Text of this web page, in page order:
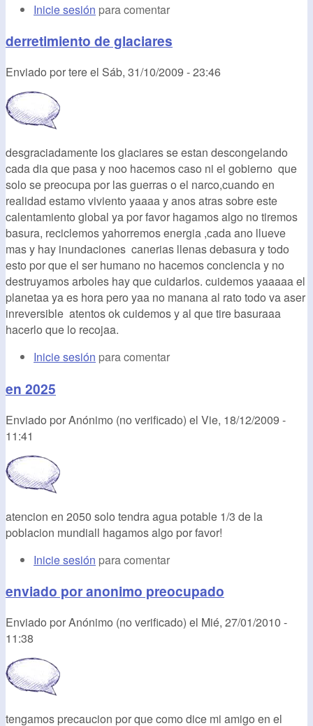
Inicie sesión para comentar
derretimiento de glaciares
Enviado portereel Sáb, 31/10/2009 - 23:46
desgraciadamente los glaciares se estan descongelando
cada dia que pasa y noo hacemos caso ni el gobierno que
solo se preocupa por las guerras o el narco,cuando en
realidad estamo viviento yaaaa y anos atras sobre este
calentamiento global ya por favor hagamos algo no tiremos
basura, reciclemos yahorremos energia ,cada ano llueve
mas y hay inundaciones canerias llenas debasura y todo
esto por que el ser humano no hacemos conciencia y no
destruyamos arboles hay que cuidarlos. cuidemos yaaaaa el
planetaa ya es hora pero yaa no manana al rato todo va aser
inreversible atentos ok cuidemos y al que tire basuraaa
hacerlo que lo recojaa.
Inicie sesión para comentar
en 2025
Enviado porAnónimo (no verificado) el Vie, 18/12/2009 -
11:41
atencion en 2050 solo tendra agua potable 1/3 de la
poblacion mundiall hagamos algo por favor!
Inicie sesión para comentar
enviado por anonimo preocupado
Enviado porAnónimo (no verificado) el Mié, 27/01/2010 -
11:38
tengamos precaucion por que como dice mi amigo en el